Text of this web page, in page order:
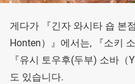
게다가 『긴자 와시타 숍 본
Honten）』에서는, 『소키
『유시 토우후(두부) 소바
도 있습니다.